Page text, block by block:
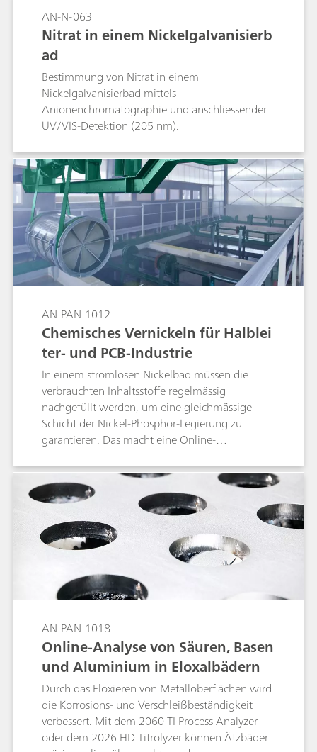
thermometrische Titration ist im Vergleich zur
potentiometrischen Titration schneller und
praktischer (keine Sensorwartung notwendig).
Mit einem vollautomatisierten System dauert die
Bestimmung beider Parameter ca. 7 Minuten.
AN-N-063
Nitrat in einem Nickelgalvanisierb
ad
Bestimmung von Nitrat in einem
Nickelgalvanisierbad mittels
Anionenchromatographie und anschliessender
UV/VIS-Detektion (205 nm).
AN-PAN-1012
Chemisches Vernickeln für Halblei
ter- und PCB-Industrie
In einem stromlosen Nickelbad müssen die
verbrauchten Inhaltsstoffe regelmässig
nachgefüllt werden, um eine gleichmässige
Schicht der Nickel-Phosphor-Legierung zu
garantieren. Das macht eine Online-
notwendig. Zu den zu kontrollierenden
Parametern gehören der pH-Wert (4,5–5,0)
sowie die Nickel- (NiSO4 < 10 g/L) und
Hypophosphit-Konzentration (NaH2PO2: 1–12
%). Darüber hinaus können auch (mittels CVS)
Sulfat, Alkalinität und organische Additive
bestimmt werden.
AN-PAN-1018
Online-Analyse von Säuren, Basen
und Aluminium in Eloxalbädern
Durch das Eloxieren von Metalloberflächen wird
die Korrosions- und Verschleißbeständigkeit
verbessert. Mit dem 2060 TI Process Analyzer
oder dem 2026 HD Titrolyzer können Ätzbäder